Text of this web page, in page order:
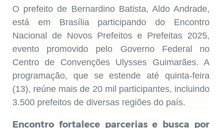
O prefeito de Bernardino Batista, Aldo Andrade,
está em Brasília participando do Encontro
Nacional de Novos Prefeitos e Prefeitas 2025,
evento promovido pelo Governo Federal no
Centro de Convenções Ulysses Guimarães. A
programação, que se estende até quinta-feira
(13), reúne mais de 20 mil participantes, incluindo
3.500 prefeitos de diversas regiões do país.
Encontro fortalece parcerias e busca por